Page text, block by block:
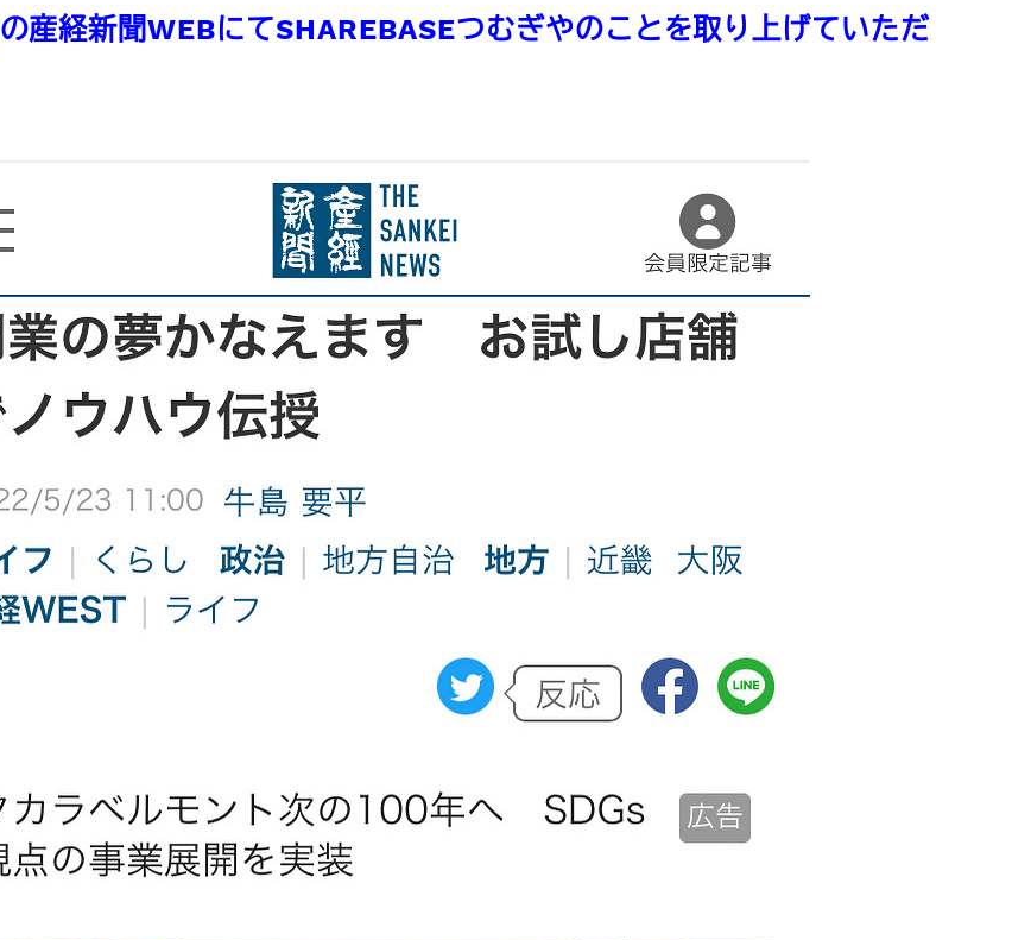
産経新聞WEBにてSHAREBASEつむぎやのことを取り上げていただ